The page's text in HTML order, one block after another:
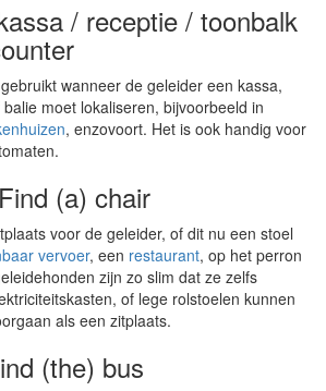
/ receptie / toonbalk
wanneer de geleider een kassa,
moet lokaliseren, bijvoorbeeld in
, enzovoort. Het is ook handig voor
(a) chair
voor de geleider, of dit nu een stoel
vervoer, een restaurant, op het perron
zijn zo slim dat ze zelfs
of lege rolstoelen kunnen
als een zitplaats.
(the) bus